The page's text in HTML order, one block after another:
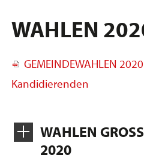
WAHLEN
GEMEINDEWAHLEN
Kandidierenden
WAHLEN
2020